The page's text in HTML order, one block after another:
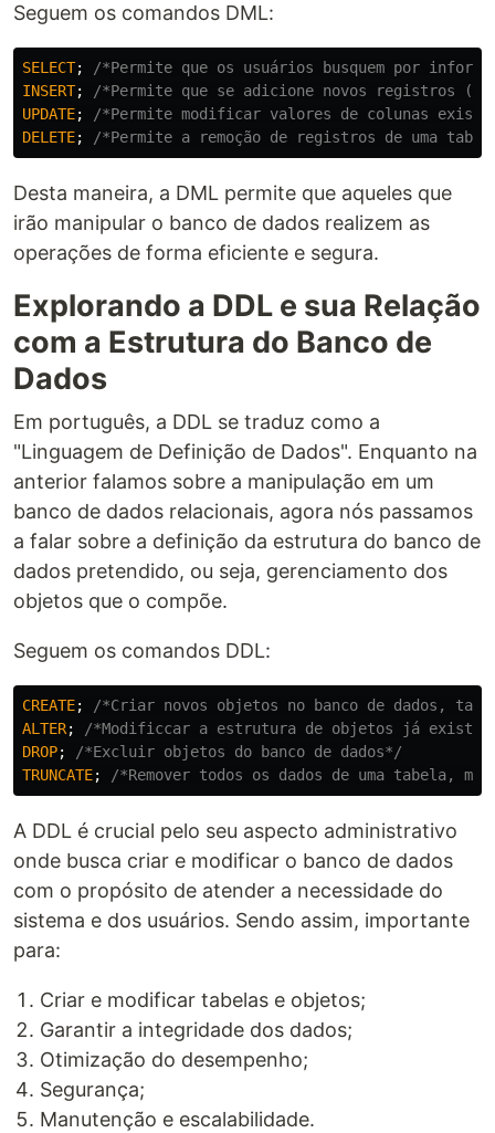
Seguem os comandos DML:
SELECT;
/*Permite que os usuários busquem por
INSERT;
/*Permite que se adicione novos registros
UPDATE;
/*Permite modificar valores de colunas
DELETE; /*Permite a remoção de registros de uma
Desta maneira, a DML permite que aqueles que
irão manipular o banco de dados realizem as
operações de forma eficiente e segura.
Explorando a DDL e sua Relação
com a Estrutura do Banco de
Dados
Em português, a DDL se traduz como a
"Linguagem de Definição de Dados". Enquanto na
anterior falamos sobre a manipulação em um
banco de dados relacionais, agora nós passamos
a falar sobre a definição da estrutura do banco de
dados pretendido, ou seja, gerenciamento dos
objetos que o compõe.
Seguem os comandos DDL:
CREATE;
/*Criar novos objetos no banco de dados,
ALTER;
/*Modificcar a estrutura de objetos já
DROP;
/*Excluir objetos do banco de dados*/
TRUNCATE; /*Remover todos os dados de uma tabela,
A DDL é crucial pelo seu aspecto administrativo
onde busca criar e modificar o banco de dados
com o propósito de atender a necessidade do
sistema e dos usuários. Sendo assim, importante
para:
Criar e modificar tabelas e objetos;
Garantir a integridade dos dados;
Otimização do desempenho;
Segurança;
Manutenção e escalabilidade.